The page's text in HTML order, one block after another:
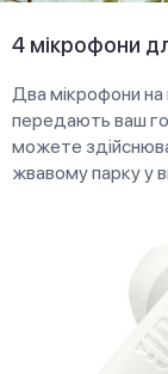
4 мікрофони
Два мікрофони на
передають ваш
можете
жвавому парку у